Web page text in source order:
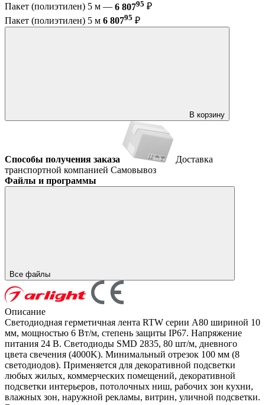
Пакет (полиэтилен) 5 м — 6 80795 ₽
Пакет (полиэтилен) 5 м 6 80795 ₽
В корзину
Способы получения заказа
Доставка
транспортной компанией Самовывоз
Файлы и программы
Все файлы
Описание
Светодиодная герметичная лента RTW серии A80 шириной 10
мм, мощностью 6 Вт/м, степень защиты IP67. Напряжение
питания 24 В. Светодиоды SMD 2835, 80 шт/м, дневного
цвета свечения (4000K). Минимальный отрезок 100 мм (8
светодиодов). Применяется для декоративной подсветки
любых жилых, коммерческих помещений, декоративной
подсветки интерьеров, потолочных ниш, рабочих зон кухни,
влажных зон, наружной рекламы, витрин, уличной подсветки.